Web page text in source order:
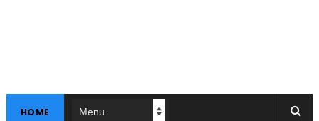
HOME